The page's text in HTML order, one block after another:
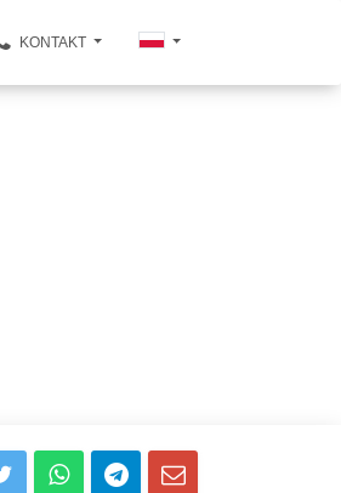
KONTAKT